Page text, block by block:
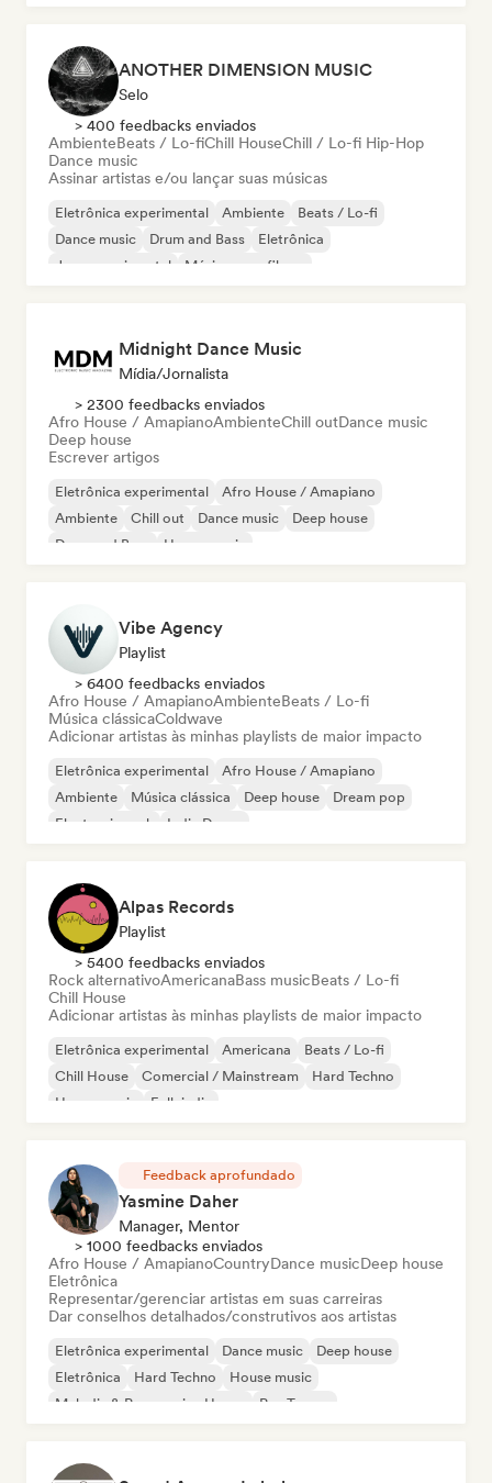
ANOTHER DIMENSION MUSIC
Selo
> 400 feedbacks enviados
AmbienteBeats / Lo-fiChill HouseChill / Lo-fi Hip-Hop
Dance music
Assinar artistas e/ou lançar suas músicas
Eletrônica experimental Ambiente
Beats / Lo-fi
Dance music
Drum and Bass
Eletrônica
Jazz experimental
Música para filmes
Midnight Dance Music
Mídia/Jornalista
> 2300 feedbacks enviados
Afro House / AmapianoAmbienteChill outDance music
Deep house
Escrever artigos
Eletrônica experimental
Afro House / Amapiano
Ambiente
Chill out Dance music
Deep house
Drum and Bass
House music
Vibe Agency
Playlist
> 6400 feedbacks enviados
Afro House / AmapianoAmbienteBeats / Lo-fi
Música clássicaColdwave
Adicionar artistas às minhas playlists de maior impacto
Eletrônica experimental
Afro House / Amapiano
Ambiente
Música clássica Deep house
Dream pop
Electronic rock
Indie Dance
Alpas Records
Playlist
> 5400 feedbacks enviados
Rock alternativoAmericanaBass musicBeats / Lo-fi
Chill House
Adicionar artistas às minhas playlists de maior impacto
Eletrônica experimental Americana
Beats / Lo-fi
Chill House
Comercial / Mainstream
Hard Techno
House music
Folk indie
Feedback aprofundado
Yasmine Daher
Manager, Mentor
> 1000 feedbacks enviados
Afro House / AmapianoCountryDance musicDeep house
Eletrônica
Representar/gerenciar artistas em suas carreiras
Dar conselhos detalhados/construtivos aos artistas
Eletrônica experimental Dance music
Deep house
Eletrônica
Hard Techno
House music
Melodic & Progressive House
Psy-Trance